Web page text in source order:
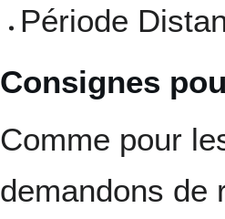
Période
Consignes
Comme pour
demandons de